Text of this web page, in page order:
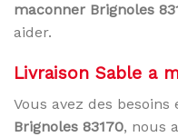
maconner Brignoles
aider.
Livraison Sable a
Vous avez des besoins
Brignoles 83170, nous